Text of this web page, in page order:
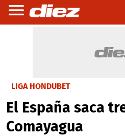
LIGA HONDUBET
El España saca
Comayagua